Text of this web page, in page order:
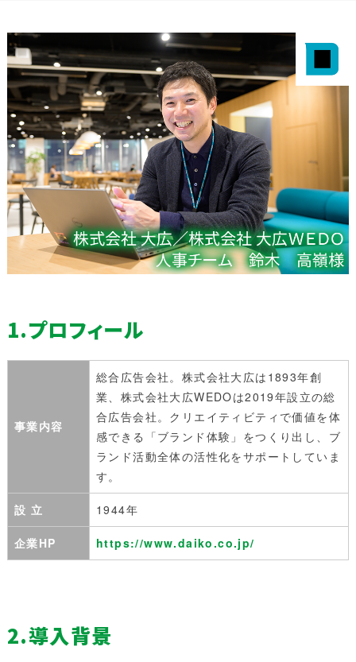
1.プロフィール
事業内容
総合広告会社。株式会社大広は1893年創
業、株式会社大広WEDOは2019年設立の総
合広告会社。クリエイティビティで価値を体
感できる「ブランド体験」をつくり出し、ブ
ランド活動全体の活性化をサポートしていま
す。
設 立 1944年
企業HP https://www.daiko.co.jp/
2.導入背景